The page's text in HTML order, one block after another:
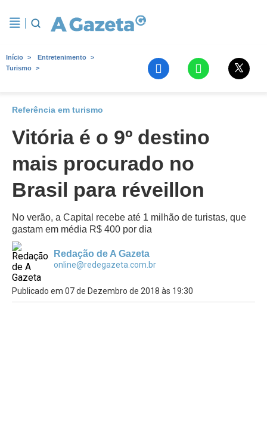
Início
Entretenimento
Turismo
Referência em turismo
Vitória é o 9º destino
mais procurado no
Brasil para réveillon
No verão, a Capital recebe até 1 milhão de turistas, que
gastam em média R$ 400 por dia
Redação de A Gazeta
online@redegazeta.com.br
Publicado em 07 de Dezembro de 2018 às 19:30